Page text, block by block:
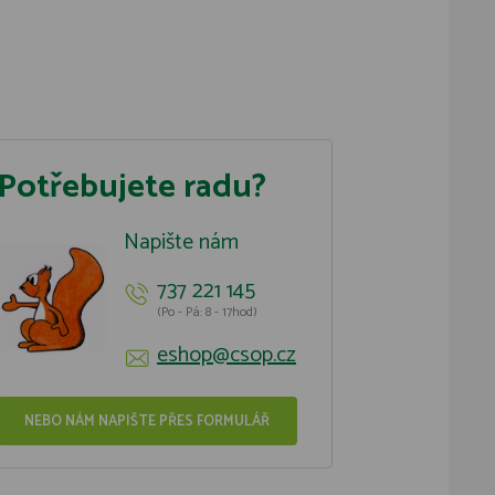
radu?
Napište nám
737 221 145
(Po - Pá: 8 - 17hod)
eshop@csop.cz
NEBO NÁM NAPIŠTE PŘES FORMULÁŘ